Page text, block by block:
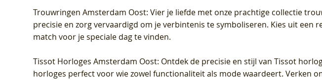
Trouwringen Amsterdam Oost: Vier je liefde met onze prachtige collectie
precisie en zorg vervaardigd om je verbintenis te symboliseren. Kies uit
match voor je speciale dag te vinden.
Tissot Horloges Amsterdam Oost: Ontdek de precisie en stijl van Tissot
horloges perfect voor wie zowel functionaliteit als mode waardeert. Verken